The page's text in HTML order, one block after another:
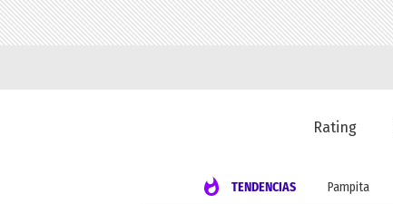
Rating
TENDENCIAS Pampita